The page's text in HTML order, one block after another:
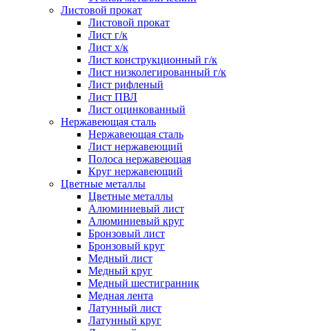
Листовой прокат
Листовой прокат
Лист г/к
Лист х/к
Лист конструкционный г/к
Лист низколегированный г/к
Лист рифленый
Лист ПВЛ
Лист оцинкованный
Нержавеющая сталь
Нержавеющая сталь
Лист нержавеющий
Полоса нержавеющая
Круг нержавеющий
Цветные металлы
Цветные металлы
Алюминиевый лист
Алюминиевый круг
Бронзовый лист
Бронзовый круг
Медный лист
Медный круг
Медный шестигранник
Медная лента
Латунный лист
Латунный круг